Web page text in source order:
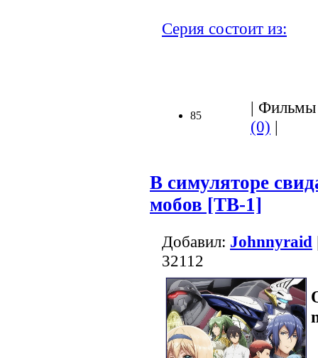
Серия состоит из:
85
| Фильмы
(0) |
В симуляторе
мобов [ТВ-1]
Добавил: Johnnyraid
32112